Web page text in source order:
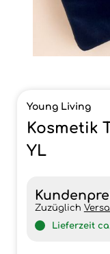
Young Living
Kosmetik
YL
Zuzüglich
Lieferzeit